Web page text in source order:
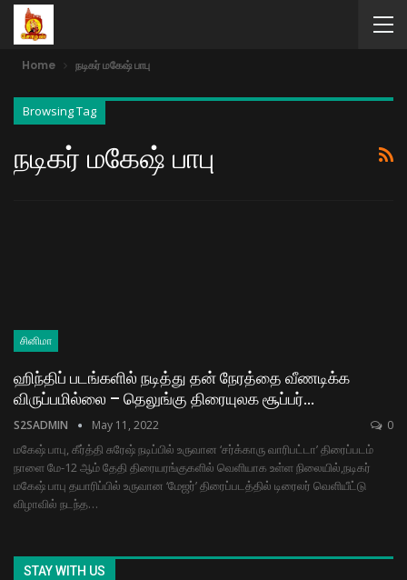
Home நடிகர் மகேஷ் பாபு
Browsing Tag
நடிகர் மகேஷ் பாபு
சினிமா
ஹிந்திப் படங்களில் நடித்து தன் நேரத்தை வீணடிக்க
விருப்பமில்லை – தெலுங்கு திரையுலக சூப்பர்…
S2SADMIN May 11, 2022 0
மகேஷ் பாபு, கீர்த்தி சுரேஷ் நடிப்பில் உருவான ‘சர்க்காரு வாரிபட்டா’ திரைப்படம்
நாளை மே-12 ஆம் தேதி திரையரங்குகளில் வெளியாக உள்ள நிலையில்,நடிகர்
மகேஷ் பாபு தயாரிப்பில் உருவான ‘மேஜர்’ திரைப்படத்தில் டிரைலர் வெளியீட்டு
விழாவில் நடந்த…
STAY WITH US